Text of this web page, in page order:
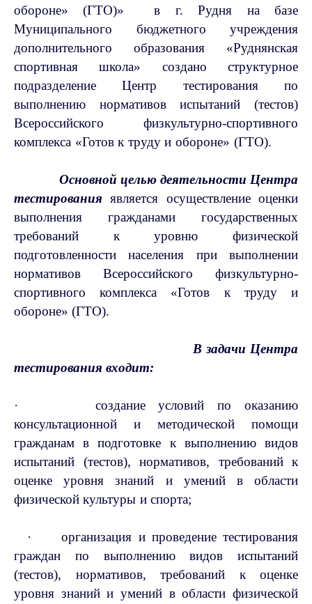
обороне» (ГТО)» в г. Рудня на базе
Муниципального бюджетного учреждения
дополнительного образования «Руднянская
спортивная школа» создано структурное
подразделение Центр тестирования по
выполнению нормативов испытаний (тестов)
Всероссийского физкультурно-спортивного
комплекса «Готов к труду и обороне» (ГТО).
Основной целью деятельности Центра
тестирования является осуществление оценки
выполнения гражданами государственных
требований к уровню физической
подготовленности населения при выполнении
нормативов Всероссийского физкультурно-
спортивного комплекса «Готов к труду и
обороне» (ГТО).
В задачи Центра
тестирования входит:
·
создание условий по оказанию
консультационной и методической помощи
гражданам в подготовке к выполнению видов
испытаний (тестов), нормативов, требований к
оценке уровня знаний и умений в области
физической культуры и спорта;
·
организация и проведение тестирования
граждан по выполнению видов испытаний
(тестов), нормативов, требований к оценке
уровня знаний и умений в области физической